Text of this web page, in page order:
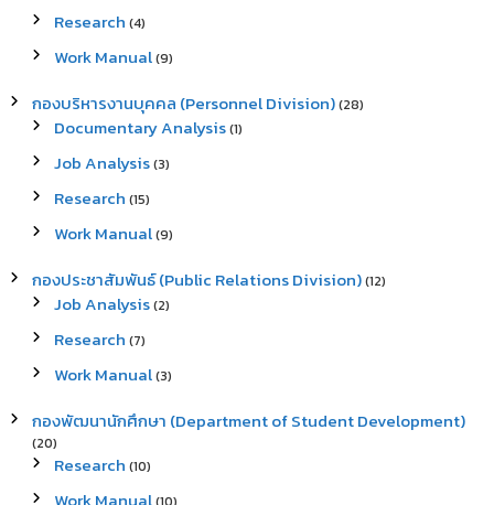
Research (4)
Work Manual(9)
กองบริหารงานบุคคล (Personnel Division)(28)
Documentary Analysis(1)
Job Analysis(3)
Research (15)
Work Manual(9)
กองประชาสัมพันธ์ (Public Relations Division)(12)
Job Analysis(2)
Research (7)
Work Manual(3)
กองพัฒนานักศึกษา (Department of Student Development)
(20)
Research (10)